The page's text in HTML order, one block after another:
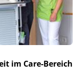
im Care-Bereich